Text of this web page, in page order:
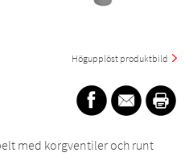
Högupplöst produktbild
med korgventiler och runt